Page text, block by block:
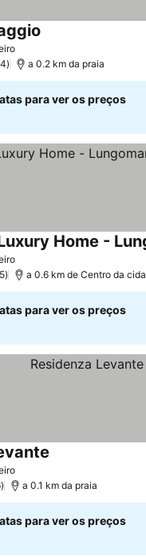
a 0.2 km da praia
para ver os preços
a 0.6 km de Centro da
para ver os preços
a 0.1 km da praia
para ver os preços